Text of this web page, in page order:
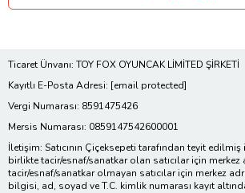
Ticaret Ünvanı: TOY FOX OYUNCAK LİMİTED ŞİRKETİ
Kayıtlı E-Posta Adresi: [email protected]
Vergi Numarası: 8591475426
Mersis Numarası: 0859147542600001
İletişim: Satıcının Çiçeksepeti tarafından teyit
birlikte tacir/esnaf/sanatkar olan satıcılar için merkez
tacir/esnaf/sanatkar olmayan satıcılar için merkez
bilgisi, ad, soyad ve T.C. kimlik numarası kayıt